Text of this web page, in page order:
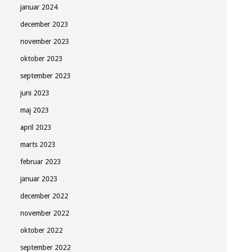
januar 2024
december 2023
november 2023
oktober 2023
september 2023
juni 2023
maj 2023
april 2023
marts 2023
februar 2023
januar 2023
december 2022
november 2022
oktober 2022
september 2022